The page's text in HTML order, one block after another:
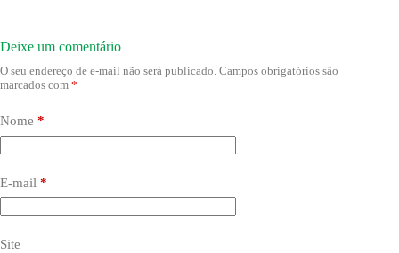
Deixe um comentário
O seu endereço de e-mail não será publicado. Campos obrigatórios são
marcados com *
Nome *
E-mail *
Site